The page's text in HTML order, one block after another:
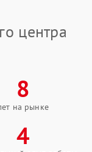
центра
8
на рынке
4